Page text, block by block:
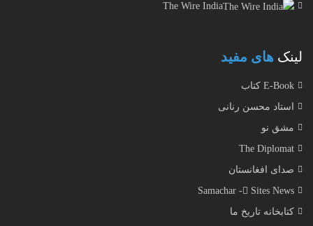
The Wire India
لینک های مفید
E-Book کتاب
استاد محسن رنانی
مشق نو
The Diplomat
صدای افغانستان
Samachar - ُSites News
کتابخانه تاریخ ما